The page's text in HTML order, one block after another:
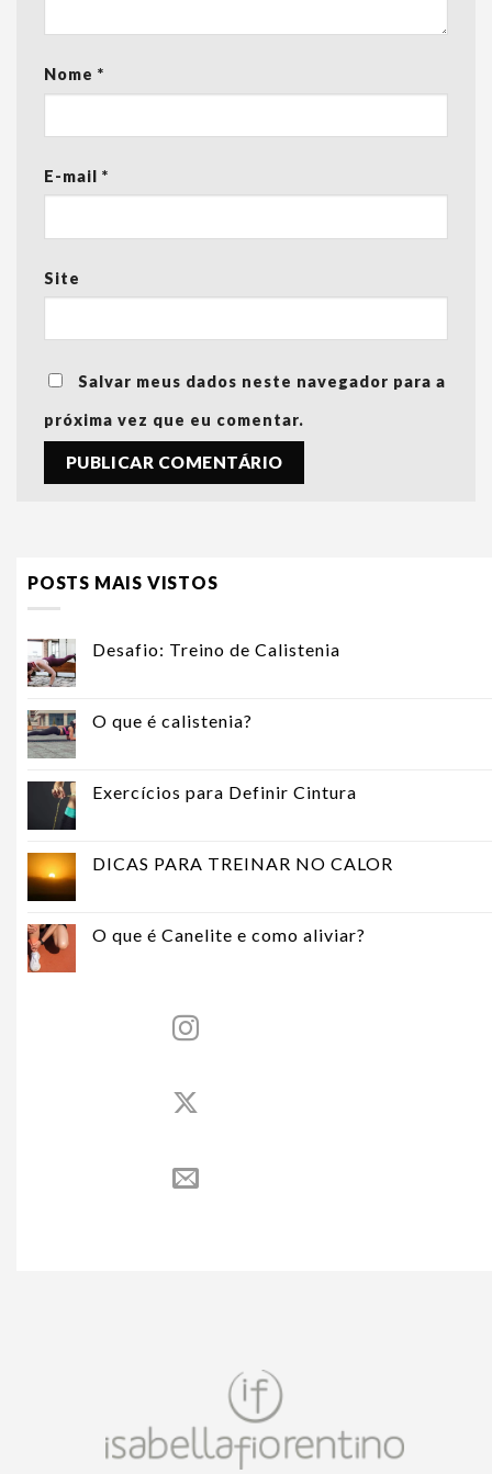
Nome *
E-mail *
Site
Salvar meus dados neste navegador para a
próxima vez que eu comentar.
POSTS MAIS VISTOS
Desafio: Treino de Calistenia
O que é calistenia?
Exercícios para Definir Cintura
DICAS PARA TREINAR NO CALOR
O que é Canelite e como aliviar?